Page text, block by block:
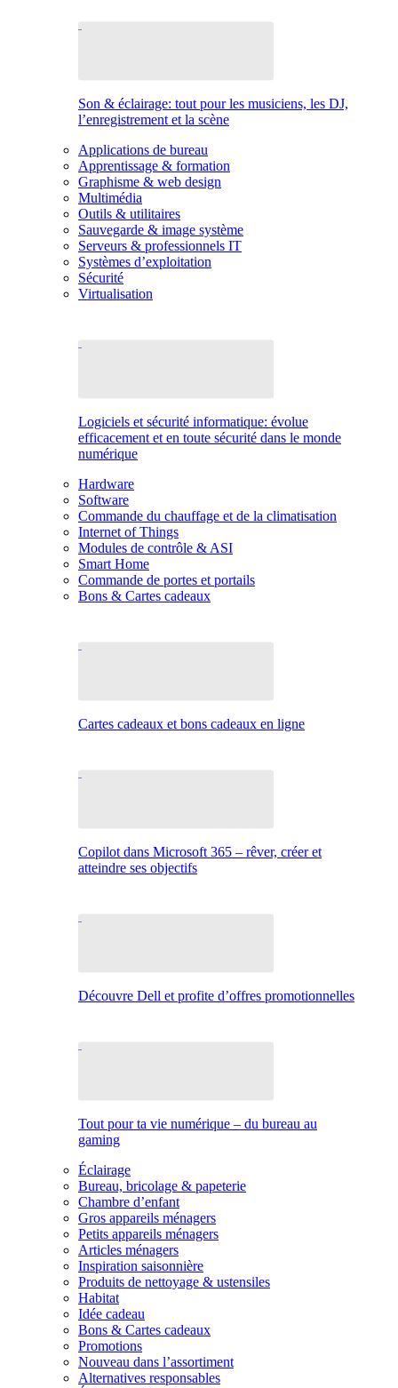
Son & éclairage: tout pour les musiciens, les DJ,
l’enregistrement et la scène
Applications de bureau
Apprentissage & formation
Graphisme & web design
Multimédia
Outils & utilitaires
Sauvegarde & image système
Serveurs & professionnels IT
Systèmes d’exploitation
Sécurité
Virtualisation
Logiciels et sécurité informatique: évolue
efficacement et en toute sécurité dans le monde
numérique
Hardware
Software
Commande du chauffage et de la climatisation
Internet of Things
Modules de contrôle & ASI
Smart Home
Commande de portes et portails
Bons & Cartes cadeaux
Cartes cadeaux et bons cadeaux en ligne
Copilot dans Microsoft 365 – rêver, créer et
atteindre ses objectifs
Découvre Dell et profite d’offres promotionnelles
Tout pour ta vie numérique – du bureau au
gaming
Éclairage
Bureau, bricolage & papeterie
Chambre d’enfant
Gros appareils ménagers
Petits appareils ménagers
Articles ménagers
Inspiration saisonnière
Produits de nettoyage & ustensiles
Habitat
Idée cadeau
Bons & Cartes cadeaux
Promotions
Nouveau dans l’assortiment
Alternatives responsables